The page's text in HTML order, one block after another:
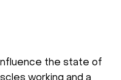
influence the state of